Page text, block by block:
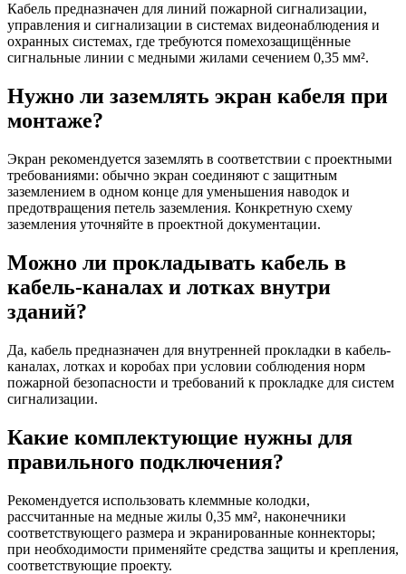
Кабель предназначен для линий пожарной сигнализации,
управления и сигнализации в системах видеонаблюдения и
охранных системах, где требуются помехозащищённые
сигнальные линии с медными жилами сечением 0,35 мм².
Нужно ли заземлять экран кабеля при
монтаже?
Экран рекомендуется заземлять в соответствии с проектными
требованиями: обычно экран соединяют с защитным
заземлением в одном конце для уменьшения наводок и
предотвращения петель заземления. Конкретную схему
заземления уточняйте в проектной документации.
Можно ли прокладывать кабель в
кабель-каналах и лотках внутри
зданий?
Да, кабель предназначен для внутренней прокладки в кабель-
каналах, лотках и коробах при условии соблюдения норм
пожарной безопасности и требований к прокладке для систем
сигнализации.
Какие комплектующие нужны для
правильного подключения?
Рекомендуется использовать клеммные колодки,
рассчитанные на медные жилы 0,35 мм², наконечники
соответствующего размера и экранированные коннекторы;
при необходимости применяйте средства защиты и крепления,
соответствующие проекту.